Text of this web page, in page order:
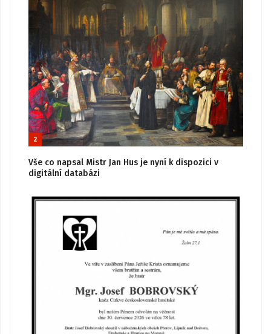
2
Vše co napsal Mistr Jan Hus je nyní k dispozici v
digitální databázi